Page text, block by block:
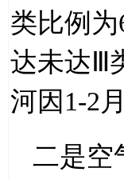
类比例为
达未达
河因 1-2
二是空